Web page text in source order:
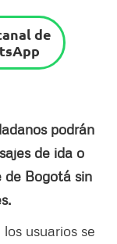
de
podrán
de ida o
de Bogotá sin
usuarios se